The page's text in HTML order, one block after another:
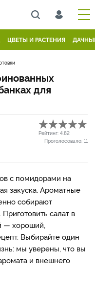
ЦВЕТЫ И РАСТЕНИЯ
для
Рейтинг: 4.82
Проголосовало: 11
с помидорами на
закуска. Ароматные
собирают
салат в
— хороший,
Выбирайте один
мы уверены, что вы
и внешнего